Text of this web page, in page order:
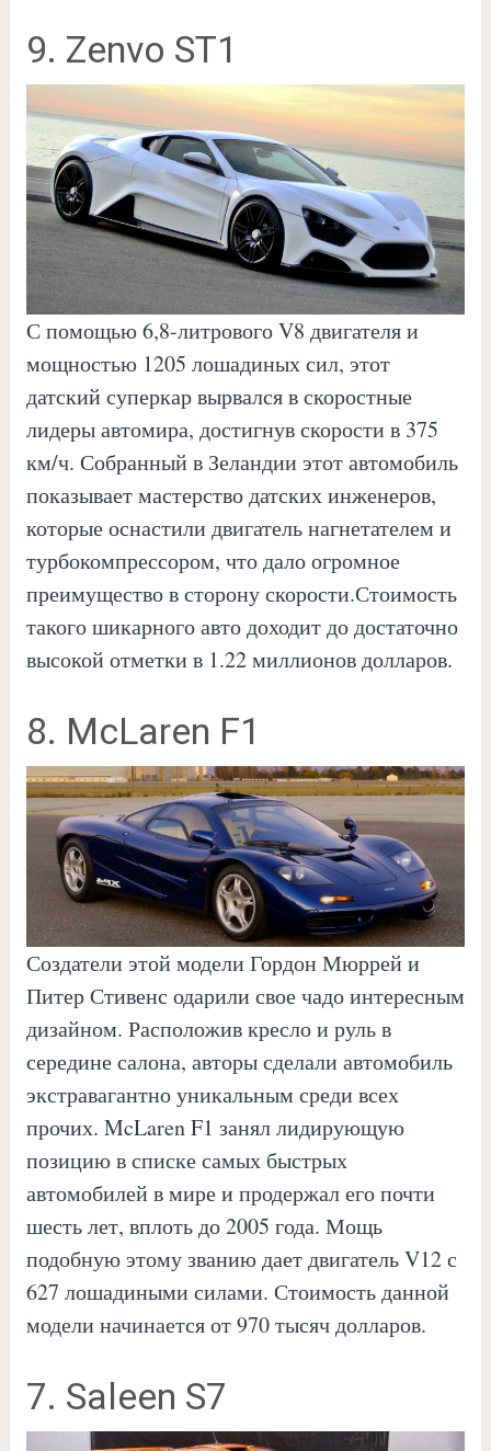
9. Zenvo ST1
С помощью 6,8-литрового V8 двигателя и
мощностью 1205 лошадиных сил, этот
датский суперкар вырвался в скоростные
лидеры автомира, достигнув скорости в 375
км/ч. Собранный в Зеландии этот автомобиль
показывает мастерство датских инженеров,
которые оснастили двигатель нагнетателем и
турбокомпрессором, что дало огромное
преимущество в сторону скорости.Стоимость
такого шикарного авто доходит до достаточно
высокой отметки в 1.22 миллионов долларов.
8. McLaren F1
Создатели этой модели Гордон Мюррей и
Питер Стивенс одарили свое чадо интересным
дизайном. Расположив кресло и руль в
середине салона, авторы сделали автомобиль
экстравагантно уникальным среди всех
прочих. McLaren F1 занял лидирующую
позицию в списке самых быстрых
автомобилей в мире и продержал его почти
шесть лет, вплоть до 2005 года. Мощь
подобную этому званию дает двигатель V12 с
627 лошадиными силами. Стоимость данной
модели начинается от 970 тысяч долларов.
7. Saleen S7